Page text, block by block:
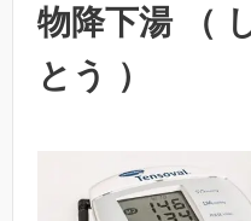
物降下湯 （
とう ）